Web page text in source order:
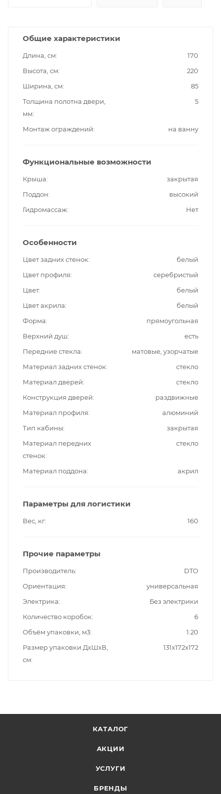
Общие характеристики
Длина, см
170
Высота, см
220
Ширина, см
85
Толщина полотна двери,
мм
5
Монтаж ограждений на ванну
Функциональные возможности
Крыша
закрытая
Поддон
высокий
Гидромассаж
Нет
Особенности
Цвет задних стенок
белый
Цвет профиля
серебристый
Цвет
белый
Цвет акрила
белый
Форма
прямоугольная
Верхний душ
есть
Передние стекла
матовые, узорчатые
Материал задних стенок
стекло
Материал дверей
стекло
Конструкция дверей
раздвижные
Материал профиля
алюминий
Тип кабины
закрытая
Материал передних
стенок
стекло
Материал поддона акрил
Параметры для логистики
Вес, кг 160
Прочие параметры
Производитель
DTO
Ориентация
универсальная
Электрика
Без электрики
Количество коробок
6
Объём упаковки, м3
1.20
Размер упаковки ДxШxВ,
см
131x172x172
КАТАЛОГ
АКЦИИ
УСЛУГИ
БРЕНДЫ